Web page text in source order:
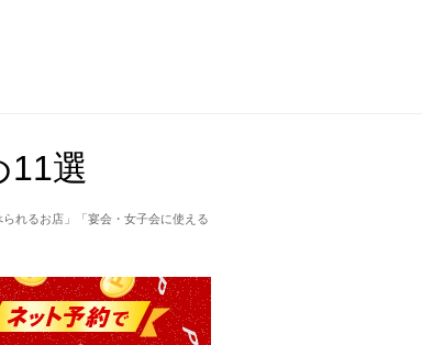
11選
れるお店」「宴会・女子会に使える